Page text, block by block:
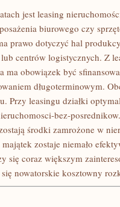
jest leasing
biurowego czy
prawo dotyczyć hal
centrów logistycznych. Z
obowiązek być
długoterminowym.
Przy leasingu działki
bez-
środki zamrożone w
zostaje niemało
się coraz większym
nowatorskie kosztowny